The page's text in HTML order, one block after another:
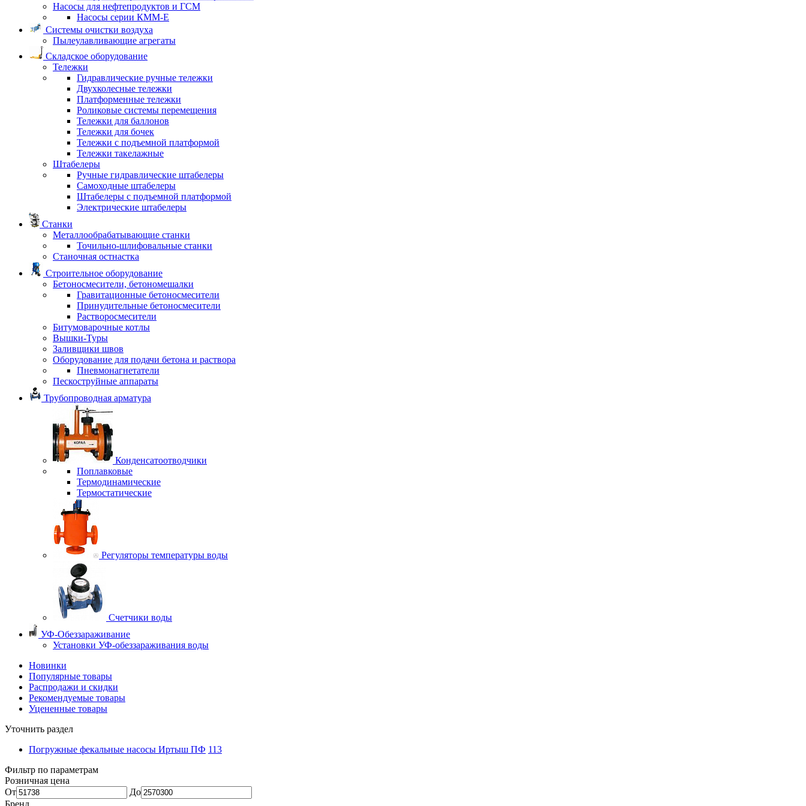
Насосы для нефтепродуктов и ГСМ
Насосы серии КММ-Е
Системы очистки воздуха
Пылеулавливающие агрегаты
Складское оборудование
Тележки
Гидравлические ручные тележки
Двухколесные тележки
Платформенные тележки
Роликовые системы перемещения
Тележки для баллонов
Тележки для бочек
Тележки с подъемной платформой
Тележки такелажные
Штабелеры
Ручные гидравлические штабелеры
Самоходные штабелеры
Штабелеры с подъемной платформой
Электрические штабелеры
Станки
Металлообрабатывающие станки
Точильно-шлифовальные станки
Станочная остнастка
Строительное оборудование
Бетоносмесители, бетономешалки
Гравитационные бетоносмесители
Принудительные бетоносмесители
Растворосмесители
Битумоварочные котлы
Вышки-Туры
Заливщики швов
Оборудование для подачи бетона и раствора
Пневмонагнетатели
Пескоструйные аппараты
Трубопроводная арматура
Конденсатоотводчики
Поплавковые
Термодинамические
Термостатические
Регуляторы температуры воды
Счетчики воды
УФ-Обеззараживание
Установки УФ-обеззараживания воды
Новинки
Популярные товары
Распродажи и скидки
Рекомендуемые товары
Уцененные товары
Уточнить раздел
Погружные фекальные насосы Иртыш ПФ 113
Фильтр по параметрам
Розничная цена
От
До
Бренд